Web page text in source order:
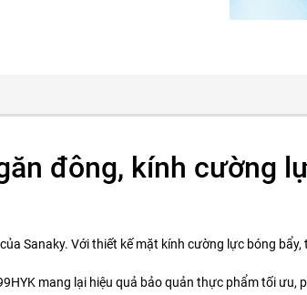
đông, kính cường
Sanaky. Với thiết kế mặt kính cường lực bóng bẩy,
mang lại hiệu quả bảo quản thực phẩm tối ưu,